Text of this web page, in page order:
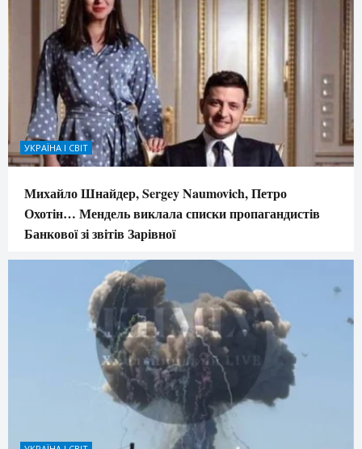
УКРАЇНА І СВІТ
Михайло Шнайдер, Sergey Naumovich, Петро
Охотін… Мендель виклала списки пропагандистів
Банкової зі звітів Зарівної